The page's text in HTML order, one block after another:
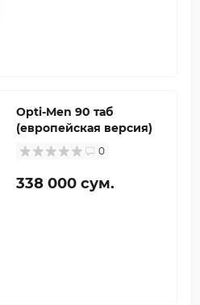
Opti-Men 90 таб
(европейская версия)
0
338 000 сум.